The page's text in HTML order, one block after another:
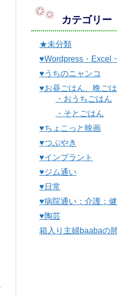
カテゴリー
★未分類
♥Wordpress・Excel
♥うちのニャンコ
♥お昼ごはん、晩ご
・おうちごはん
・そとごはん
♥ちょこっと映画
♥つぶやき
♥インプラント
♥ジム通い
♥日常
♥病院通い：介護：健
♥陶芸
箱入り主婦baabaの